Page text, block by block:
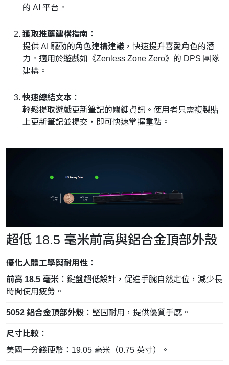
的 AI 平台。
獲取推薦建構指南 ：
提供 AI 驅動的角色建構建議，快速提升喜愛角色的潛
力。適用於遊戲如《Zenless Zone Zero》的 DPS 團隊
建構。
快速總結文本 ：
輕鬆提取遊戲更新筆記的關鍵資訊。使用者只需複製貼
上更新筆記並提交，即可快速掌握重點。
超低 18.5 毫米前高與鋁合金頂部外殼
優化人體工學與耐用性 ：
前高 18.5 毫米 ：鍵盤超低設計，促進手腕自然定位，減少長
時間使用疲勞。
5052 鋁合金頂部外殼 ：堅固耐用，提供優質手感。
尺寸比較 ：
美國一分錢硬幣：19.05 毫米（0.75 英寸）。